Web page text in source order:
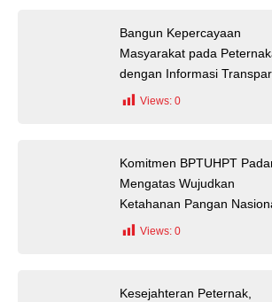
Bangun Kepercayaan
Masyarakat pada
dengan Informasi
Views: 0
Komitmen BPTUHPT
Mengatas Wujudkan
Ketahanan Pangan
Views: 0
Kesejahteran Peternak,